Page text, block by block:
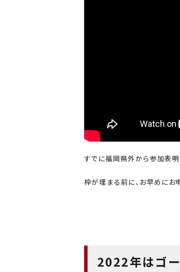
すでに福岡県外から参加表明
枠が埋まる前に、お早めにお
2022年はゴー